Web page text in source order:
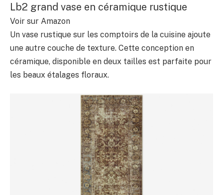
Lb2 grand vase en céramique rustique
Voir sur Amazon
Un vase rustique sur les comptoirs de la cuisine ajoute
une autre couche de texture. Cette conception en
céramique, disponible en deux tailles est parfaite pour
les beaux étalages floraux.